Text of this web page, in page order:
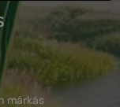
márkás